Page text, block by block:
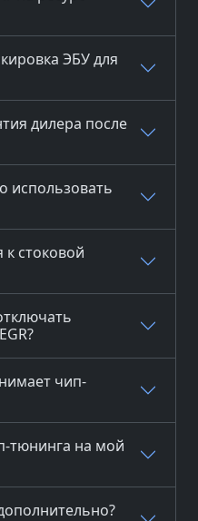
ЭБУ для
дилера после
использовать
стоковой
чип-
тюнинга на мой